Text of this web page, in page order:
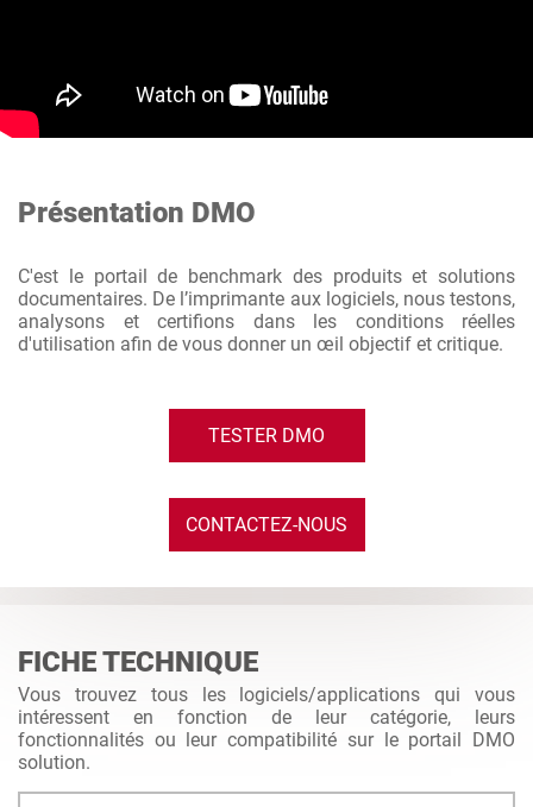
Présentation DMO
C'est le portail de benchmark des produits et solutions
documentaires. De l’imprimante aux logiciels, nous testons,
analysons et certifions dans les conditions réelles
d'utilisation afin de vous donner un œil objectif et critique.
TESTER DMO
CONTACTEZ-NOUS
FICHE TECHNIQUE
Vous trouvez tous les logiciels/applications qui vous
intéressent en fonction de leur catégorie, leurs
fonctionnalités ou leur compatibilité sur le portail DMO
solution.